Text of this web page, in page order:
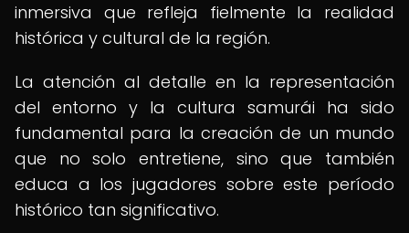
inmersiva que refleja fielmente la realidad
histórica y cultural de la región.
La atención al detalle en la representación
del entorno y la cultura samurái ha sido
fundamental para la creación de un mundo
que no solo entretiene, sino que también
educa a los jugadores sobre este período
histórico tan significativo.